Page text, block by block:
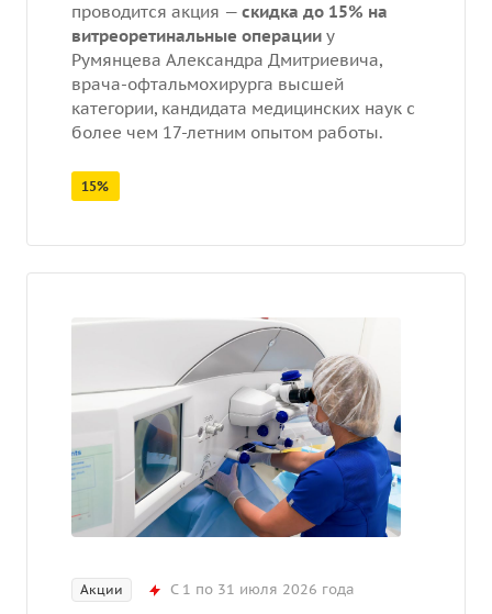
проводится акция — скидка до 15% на
витреоретинальные операции у
Румянцева Александра Дмитриевича,
врача-офтальмохирурга высшей
категории, кандидата медицинских наук с
более чем 17-летним опытом работы.
15%
Акции С 1 по 31 июля 2026 года